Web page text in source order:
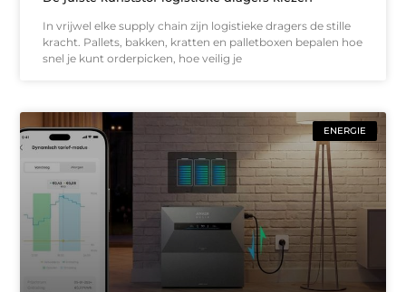
In vrijwel elke supply chain zijn logistieke dragers de stille
kracht. Pallets, bakken, kratten en palletboxen bepalen hoe
snel je kunt orderpicken, hoe veilig je
ENERGIE